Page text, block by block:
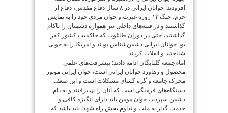
افزودند: جوانان ایرانی در ۸ سال دفاع مقدس، دفاع از
حرم، جنگ ۱۲ روزه غیرت و جوان مردی خود را به نمایش
گذاشتند و در فتنه‌های داخلی نیز همواره دشمنان را ناکام
گذاشتند، حتی در دوران طاغوت که حاکمیت کشور کفر
بود جوانان ایرانی دشمن‌شناس بودند و آمریکا را به خوبی
شناختند و انقلاب کردند.
امام‌جمعه گلپایگان ادامه دادند: پیشرفت‌های علمی
محصول و رهاورد جوانان ایرانی است، جوان ایرانی موتور
محرک جامعه و گره گشای مشکلات است و این ضعف
دستگاه‌های فرهنگی است که آنان را نپذیرفتند و به دام
دشمن سپردند، جوان مومن باید دارای انگیزه کافی و
خدمت گذار به ملت و تداوم بخش راه شهدا باید باشد که